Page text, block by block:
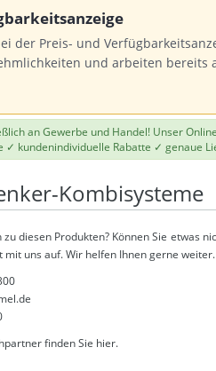
der Preis- und
und arbeiten bereits
an Gewerbe und Handel! Unser
kundenindividuelle Rabatte ✓ genaue
Kombisysteme
zu diesen Produkten? Können Sie etwas
mit uns auf. Wir helfen Ihnen gerne weiter.
finden Sie hier.